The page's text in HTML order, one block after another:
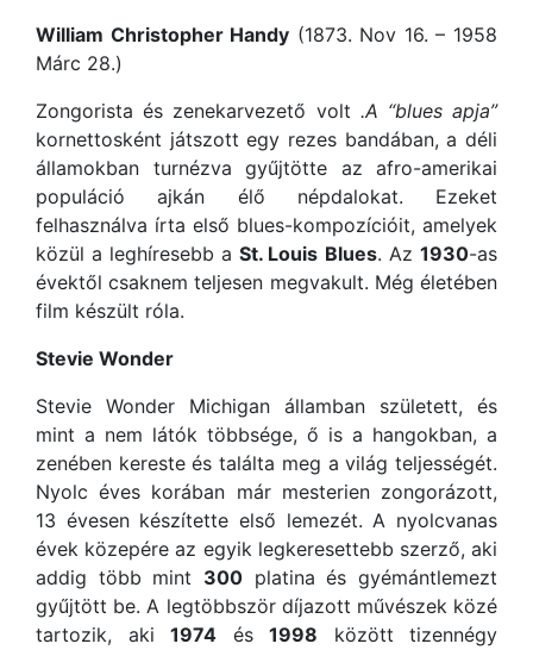
William Christopher Handy (1873. Nov 16. – 1958
Márc 28.)
Zongorista és zenekarvezető volt .A “blues apja”
kornettosként játszott egy rezes bandában, a déli
államokban turnézva gyűjtötte az afro-amerikai
populáció ajkán élő népdalokat. Ezeket
felhasználva írta első blues-kompozícióit, amelyek
közül a leghíresebb a St. Louis Blues. Az 1930-as
évektől csaknem teljesen megvakult. Még életében
film készült róla.
Stevie Wonder
Stevie Wonder Michigan államban született, és
mint a nem látók többsége, ő is a hangokban, a
zenében kereste és találta meg a világ teljességét.
Nyolc éves korában már mesterien zongorázott,
13 évesen készítette első lemezét. A nyolcvanas
évek közepére az egyik legkeresettebb szerző, aki
addig több mint 300 platina és gyémántlemezt
gyűjtött be. A legtöbbször díjazott művészek közé
tartozik, aki 1974 és 1998 között tizennégy